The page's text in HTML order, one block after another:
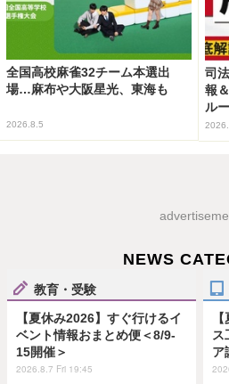
全国高校麻雀32チーム本選出
場…麻布や大阪星光、東海も
2026.8.5
司
報
ル
NEWS
教育・受験
【夏休み2026】すぐ行けるイ
ベント情報おまとめ便＜8/9-
15開催＞
2026.8.7 Fri 19:45
ス
ア